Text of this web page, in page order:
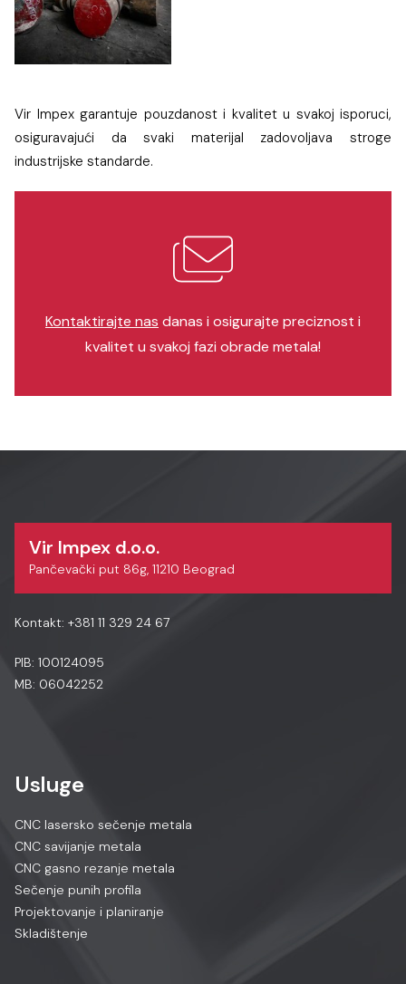
Vir Impex garantuje pouzdanost i kvalitet u svakoj isporuci,
osiguravajući da svaki materijal zadovoljava stroge
industrijske standarde.
Kontaktirajte nas danas i osigurajte preciznost i
kvalitet u svakoj fazi obrade metala!
Vir Impex d.o.o.
Pančevački put 86g, 11210 Beograd
Kontakt: +381 11 329 24 67
PIB: 100124095
MB: 06042252
Usluge
CNC lasersko sečenje metala
CNC savijanje metala
CNC gasno rezanje metala
Sečenje punih profila
Projektovanje i planiranje
Skladištenje